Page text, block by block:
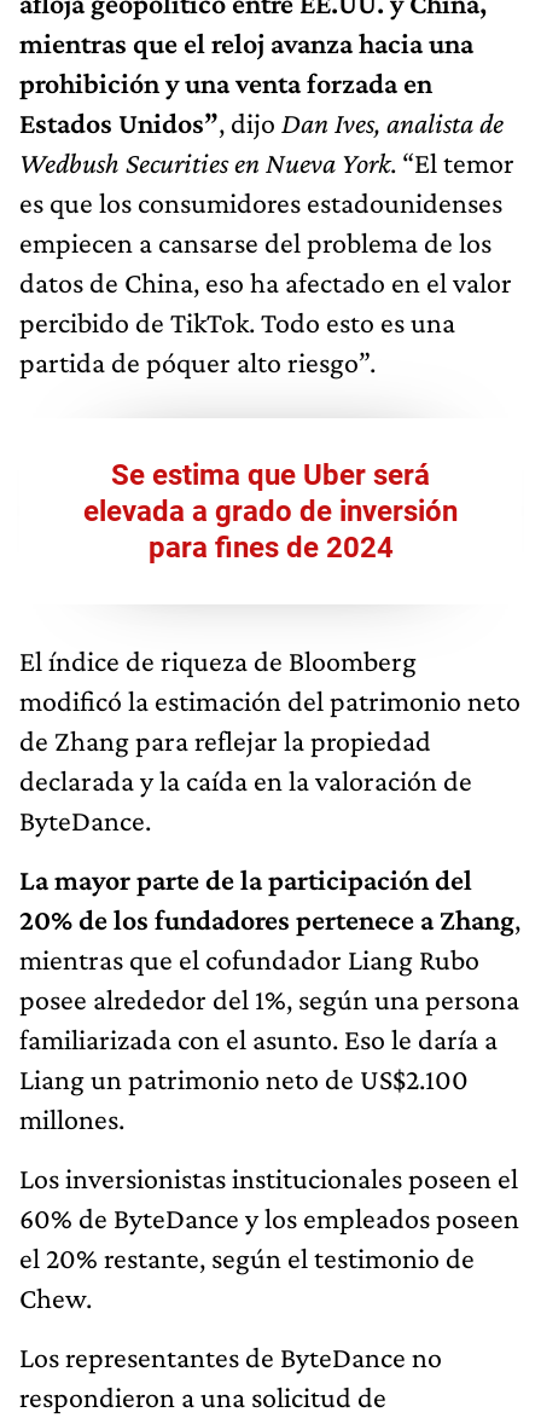
mientras que el reloj avanza hacia una
prohibición y una venta forzada en
Estados Unidos”, dijo Dan Ives, analista de
Wedbush Securities en Nueva York. “El temor
es que los consumidores estadounidenses
empiecen a cansarse del problema de los
datos de China, eso ha afectado en el valor
percibido de TikTok. Todo esto es una
partida de póquer alto riesgo”.
Se estima que Uber será
elevada a grado de inversión
para fines de 2024
El índice de riqueza de Bloomberg
modificó la estimación del patrimonio neto
de Zhang para reflejar la propiedad
declarada y la caída en la valoración de
ByteDance.
La mayor parte de la participación del
20% de los fundadores pertenece a Zhang,
mientras que el cofundador Liang Rubo
posee alrededor del 1%, según una persona
familiarizada con el asunto. Eso le daría a
Liang un patrimonio neto de US$2.100
millones.
Los inversionistas institucionales poseen el
60% de ByteDance y los empleados poseen
el 20% restante, según el testimonio de
Chew.
Los representantes de ByteDance no
respondieron a una solicitud de